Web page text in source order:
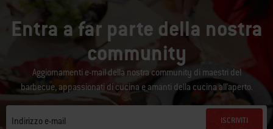
Entra a far parte della nostra
community
Aggiornamenti e-mail della nostra community di maestri del
barbecue, appassionati di cucina e amanti della cucina all'aperto.
Indirizzo e-mail ISCRIVITI